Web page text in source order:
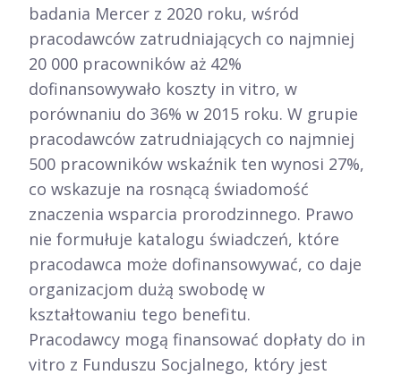
badania Mercer z 2020 roku, wśród
pracodawców zatrudniających co najmniej
20 000 pracowników aż 42%
dofinansowywało koszty in vitro, w
porównaniu do 36% w 2015 roku. W grupie
pracodawców zatrudniających co najmniej
500 pracowników wskaźnik ten wynosi 27%,
co wskazuje na rosnącą świadomość
znaczenia wsparcia prorodzinnego. Prawo
nie formułuje katalogu świadczeń, które
pracodawca może dofinansowywać, co daje
organizacjom dużą swobodę w
kształtowaniu tego benefitu.​
Pracodawcy mogą finansować dopłaty do in
vitro z Funduszu Socjalnego, który jest